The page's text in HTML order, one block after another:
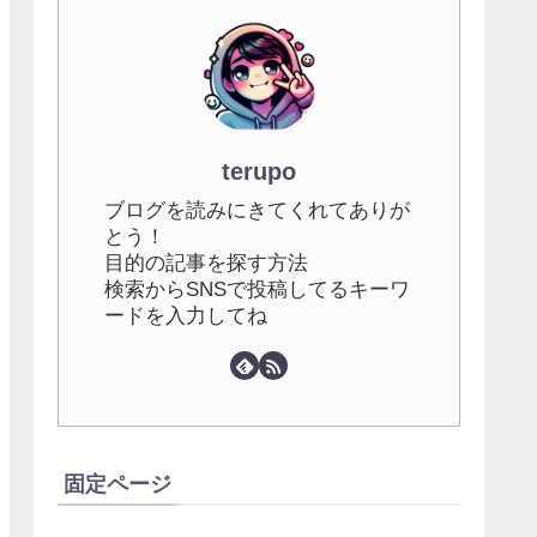
terupo
ブログを読みにきてくれてありが
とう！
目的の記事を探す方法
検索からSNSで投稿してるキーワ
ードを入力してね
固定ページ